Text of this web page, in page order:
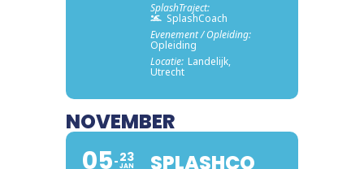
SplashTraject:
SplashCoach
Evenement / Opleiding:
Opleiding
Locatie: Landelijk,
Utrecht
NOVEMBER
05 23
JAN
SPLASHCO